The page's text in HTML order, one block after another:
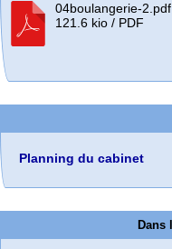
04boulangerie-2.pdf
121.6 kio / PDF
Planning du cabinet
Dans